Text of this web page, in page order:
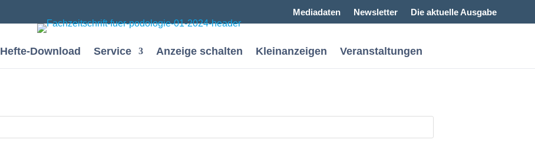
Mediadaten Newsletter Die aktuelle Ausgabe
Hefte-Download Service Anzeige schalten Kleinanzeigen Veranstaltungen